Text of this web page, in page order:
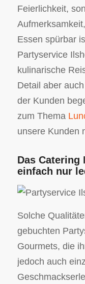
Feierlichkeit,
Essen spürbar
Partyservice
kulinarische
Detail aber
der Kunden
zum Thema
unsere Kunden
Das
einfach nur
Solche
gebuchten
Gourmets, die
jedoch auch